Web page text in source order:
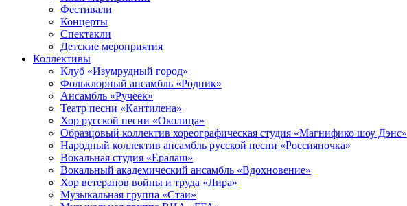
Фестивали
Концерты
Спектакли
Детские мероприятия
Коллективы
Клуб «Изумрудный город»
Фольклорный ансамбль «Родник»
Ансамбль «Ручеёк»
Театр песни «Кантилена»
Хор русской песни «Околица»
Образцовый коллектив хореографическая студия «Магнифико шоу Дэнс»
Народный коллектив ансамбль русской песни «Россияночка»
Вокальная студия «Ералаш»
Вокальный академический ансамбль «Вдохновение»
Хор ветеранов войны и труда «Лира»
Музыкальная группа «Стаи»